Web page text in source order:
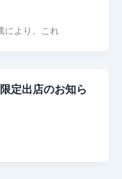
により、これ
定出店のお知ら